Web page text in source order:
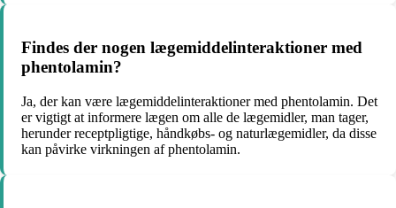
Findes der nogen lægemiddelinteraktioner med
phentolamin?
Ja, der kan være lægemiddelinteraktioner med phentolamin. Det
er vigtigt at informere lægen om alle de lægemidler, man tager,
herunder receptpligtige, håndkøbs- og naturlægemidler, da disse
kan påvirke virkningen af phentolamin.